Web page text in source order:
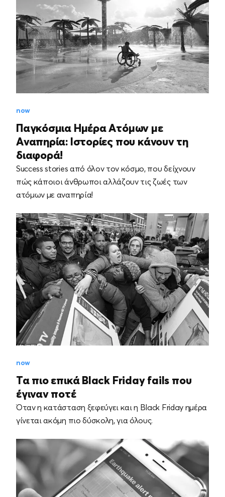
now
Παγκόσμια Ημέρα Ατόμων με
Αναπηρία: Ιστορίες που κάνουν τη
διαφορά!
Success stories από όλον τον κόσμο, που δείχνουν
πώς κάποιοι άνθρωποι αλλάζουν τις ζωές των
ατόμων με αναπηρία!
now
Τα πιο επικά Black Friday fails που
έγιναν ποτέ
Όταν η κατάσταση ξεφεύγει και η Black Friday ημέρα
γίνεται ακόμη πιο δύσκολη, για όλους.